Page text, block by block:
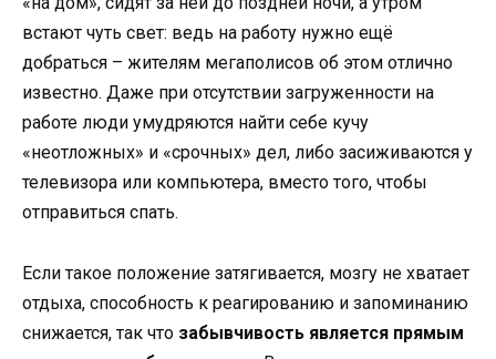
встают чуть свет: ведь на работу нужно ещё
добраться – жителям мегаполисов об этом отлично
известно. Даже при отсутствии загруженности на
работе люди умудряются найти себе кучу
«неотложных» и «срочных» дел, либо засиживаются у
телевизора или компьютера, вместо того, чтобы
отправиться спать.
Если такое положение затягивается, мозгу не хватает
отдыха, способность к реагированию и запоминанию
снижается, так что забывчивость является прямым